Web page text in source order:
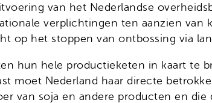
van het Nederlandse
verplichtingen ten aanzien van
op het stoppen van ontbossing via
hun hele productieketen in kaart te
moet Nederland haar directe
van soja en andere producten en